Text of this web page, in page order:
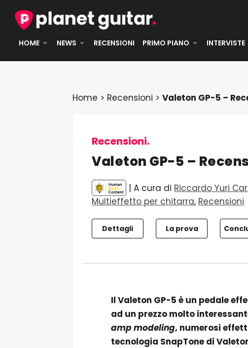
HOME NEWS RECENSIONI PRIMO PIANO INTERVISTE
Home > Recensioni > Valeton GP-5 –
Recensioni.
Valeton GP-5 –
| A cura di Riccardo Yuri
Multieffetto per chitarra, Recensioni
Dettagli La prova
Il Valeton GP-5 è un pedale
ad un prezzo molto
amp modeling, numerosi
tecnologia SnapTone di